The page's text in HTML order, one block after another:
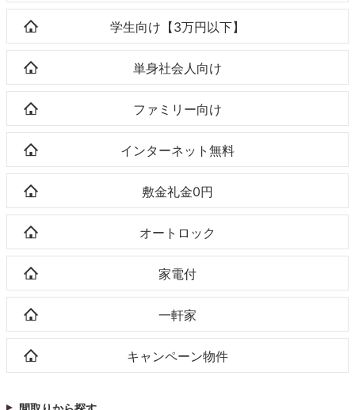
学生向け【3万円以下】
単身社会人向け
ファミリー向け
インターネット無料
敷金礼金0円
オートロック
家電付
一軒家
キャンペーン物件